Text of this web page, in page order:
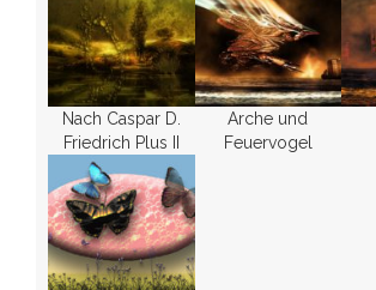
Nach Caspar D.
Friedrich Plus II
Arche und
Feuervogel